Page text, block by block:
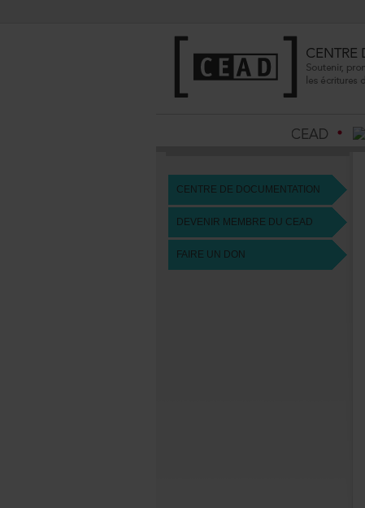
CENTREDEDOCUMENTATION
DEVENIRMEMBREDUCEAD
FAIREUNDON